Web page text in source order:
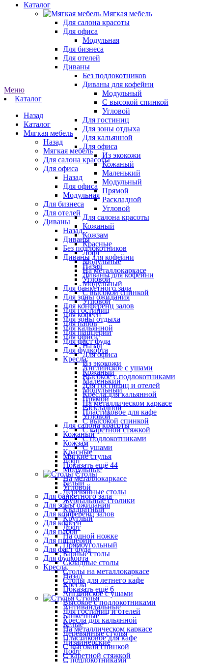
Каталог
Мягкая мебель
Для салона красоты
Для офиса
Модульная
Для бизнеса
Для отелей
Диваны
Без подлокотников
Диваны для кофейни
Модульный
С высокой спинкой
Угловой
Для гостиниц
Для зоны отдыха
Для кальянной
Для офиса
Из экокожи
Кожаный
Маленький
Модульный
Прямой
Раскладной
Угловой
Для салона красоты
Кожаный
Кожзам
Красные
Лофт
Модульные
На металлокаркасе
Угловой
Для банкетного зала
Для зоны ожидания
Для конференц залов
Для кофеен
Для пабов
Для пиццерии
Для фаст фуда
Для фудкорта
Кресла
Английское с ушами
Высокое с подлокотниками
Для гостиниц и отелей
Кресла для кальянной
На металлическом каркасе
Пластиковое для кафе
С высокой спинкой
С каретной стяжкой
С подлокотниками
С ушами
Мягкие стулья
Показать ещё 44
Столы
Белый
Деревянные столы
Журнальные столики
Квадратный
Круглый
Лофт
На одной ножке
Прямоугольный
Барные столы
Складные столы
Столы на металлокаркасе
Столы для летнего кафе
Показать ещё 6
Стулья
Антивандальные
Банкетные
Белые
Деревянные стулья
Дизайнерские
Лофт
С подлокотниками
Меню
Каталог
Назад
Каталог
Мягкая мебель
Назад
Мягкая мебель
Для салона красоты
Для офиса
Назад
Для офиса
Модульная
Для бизнеса
Для отелей
Диваны
Назад
Диваны
Без подлокотников
Диваны для кофейни
Назад
Диваны для кофейни
Модульный
С высокой спинкой
Угловой
Для гостиниц
Для зоны отдыха
Для кальянной
Для офиса
Назад
Для офиса
Из экокожи
Кожаный
Маленький
Модульный
Прямой
Раскладной
Угловой
Для салона красоты
Кожаный
Кожзам
Красные
Лофт
Модульные
На металлокаркасе
Угловой
Для банкетного зала
Для зоны ожидания
Для конференц залов
Для кофеен
Для пабов
Для пиццерии
Для фаст фуда
Для фудкорта
Кресла
Назад
Кресла
Английское с ушами
Высокое с подлокотниками
Для гостиниц и отелей
Кресла для кальянной
На металлическом каркасе
Пластиковое для кафе
С высокой спинкой
С каретной стяжкой